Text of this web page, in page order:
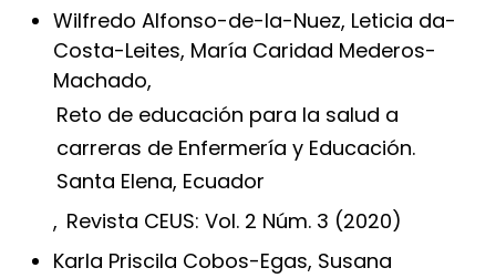
Wilfredo Alfonso-de-la-Nuez, Leticia da-
Costa-Leites, María Caridad Mederos-
Machado,
Reto de educación para la salud a
carreras de Enfermería y Educación.
Santa Elena, Ecuador
, Revista CEUS: Vol. 2 Núm. 3 (2020)
Karla Priscila Cobos-Egas, Susana